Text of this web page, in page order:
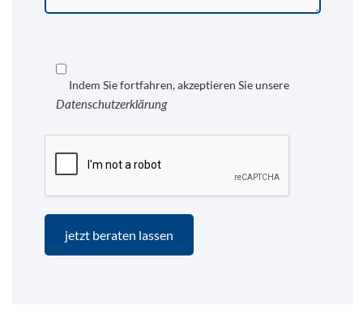
Indem Sie fortfahren, akzeptieren Sie unsere
Datenschutzerklärung